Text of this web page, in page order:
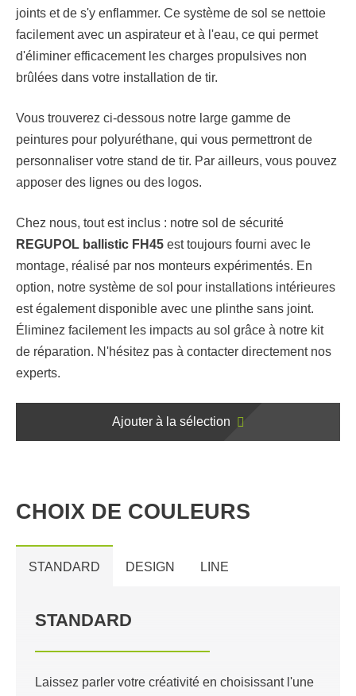
joints et de s'y enflammer. Ce système de sol se nettoie
facilement avec un aspirateur et à l'eau, ce qui permet
d'éliminer efficacement les charges propulsives non
brûlées dans votre installation de tir.
Vous trouverez ci-dessous notre large gamme de
peintures pour polyuréthane, qui vous permettront de
personnaliser votre stand de tir. Par ailleurs, vous pouvez
apposer des lignes ou des logos.
Chez nous, tout est inclus : notre sol de sécurité
REGUPOL ballistic FH45 est toujours fourni avec le
montage, réalisé par nos monteurs expérimentés. En
option, notre système de sol pour installations intérieures
est également disponible avec une plinthe sans joint.
Éliminez facilement les impacts au sol grâce à notre kit
de réparation. N'hésitez pas à contacter directement nos
experts.
Ajouter à la sélection
CHOIX DE COULEURS
STANDARD DESIGN LINE
STANDARD
Laissez parler votre créativité en choisissant l'une